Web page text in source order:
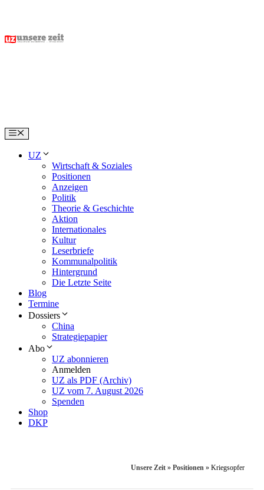
content
Menu
UZ
Wirtschaft & Soziales
Positionen
Anzeigen
Politik
Theorie & Geschichte
Aktion
Internationales
Kultur
Leserbriefe
Kommunalpolitik
Hintergrund
Die Letzte Seite
Blog
Termine
Dossiers
China
Strategiepapier
Abo
UZ abonnieren
Anmelden
UZ als PDF (Archiv)
UZ vom 7. August 2026
Spenden
Shop
DKP
Unsere Zeit » Positionen » Kriegsopfer